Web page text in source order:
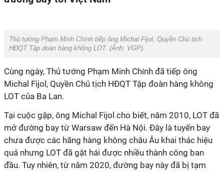
Thủ tướng Phạm Minh Chính tiếp ông Michal Fijol, Quyền Chủ tịch
HĐQT Tập đoàn hàng không LOT. (Ảnh: VGP).
Cùng ngày, Thủ tướng Phạm Minh Chính đã tiếp ông
Michal Fijol, Quyền Chủ tịch HĐQT Tập đoàn hàng không
LOT của Ba Lan.
Tại cuộc gặp, ông Michal Fijol cho biết, năm 2010, LOT đã
mở đường bay từ Warsaw đến Hà Nội. Đây là tuyến bay
chưa được các hãng hàng không châu Âu khai thác hiệu
quả nhưng LOT đã gặt hái được nhiều thành công ban
đầu. Tuy nhiên, từ năm 2020, đường bay này đã bị tạm